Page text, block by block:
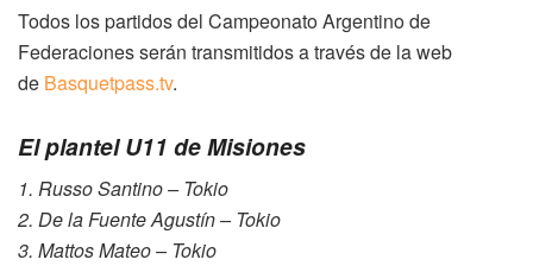
Todos los partidos del Campeonato Argentino de
Federaciones serán transmitidos a través de la web
de Basquetpass.tv.
El plantel U11 de Misiones
1. Russo Santino – Tokio
2. De la Fuente Agustín – Tokio
3. Mattos Mateo – Tokio